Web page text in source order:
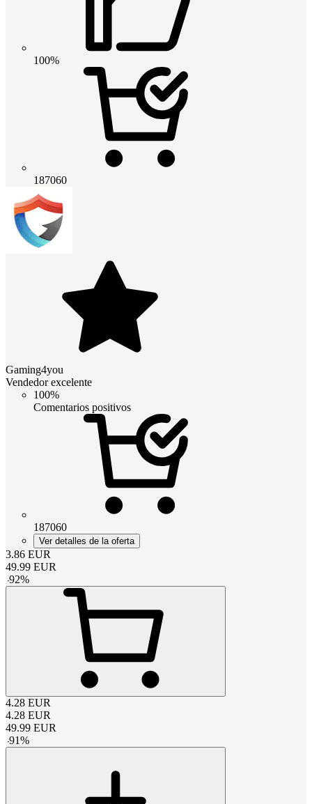
100%
187060
Gaming4you
Vendedor excelente
100%
Comentarios positivos
187060
Ver detalles de la oferta
3.86 EUR
49.99 EUR
-92%
4.28 EUR
4.28 EUR
49.99 EUR
-91%